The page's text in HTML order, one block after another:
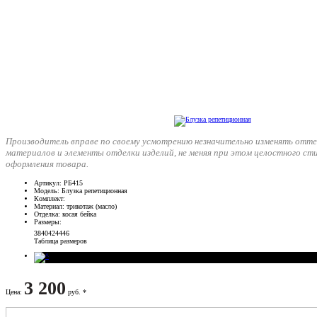
Производитель вправе по своему усмотрению незначительно изменять
материалов и элементы отделки изделий, не меняя при этом целостного
оформления товара.
Артикул: РБ415
Модель: Блузка репетиционная
Комплект:
Материал: трикотаж (масло)
Отделка: косая бейка
Размеры:
3840424446
Таблица размеров
Цена: 3 200 руб. *